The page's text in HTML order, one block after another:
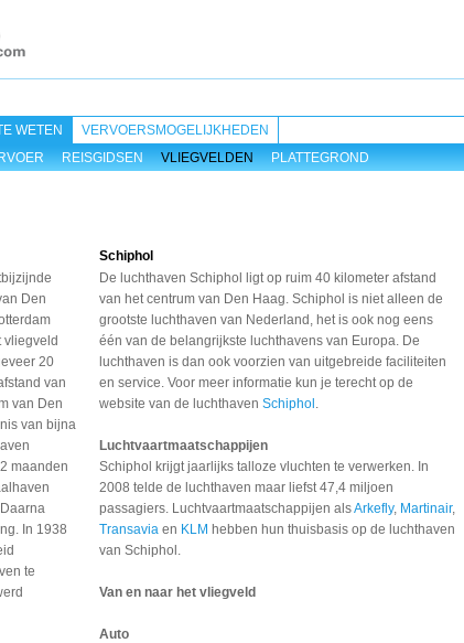
WETEN
REISGIDSEN VLIEGVELDEN PLATTEGROND
VERVOERSMOGELIJKHEDEN
Den
vliegveld
20
van
van Den
van bijna
maanden
In 1938
te
Schiphol
De luchthaven Schiphol ligt op ruim 40 kilometer afstand
van het centrum van Den Haag. Schiphol is niet alleen de
grootste luchthaven van Nederland, het is ook nog eens
één van de belangrijkste luchthavens van Europa. De
luchthaven is dan ook voorzien van uitgebreide faciliteiten
en service. Voor meer informatie kun je terecht op de
website van de luchthavenSchiphol .
Luchtvaartmaatschappijen
Schiphol krijgt jaarlijks talloze vluchten te verwerken. In
2008 telde de luchthaven maar liefst 47,4 miljoen
passagiers. Luchtvaartmaatschappijen alsArkefly, Martinair,
Transaviaen KLM hebben hun thuisbasis op de luchthaven
van Schiphol.
Van en naar het vliegveld
Auto